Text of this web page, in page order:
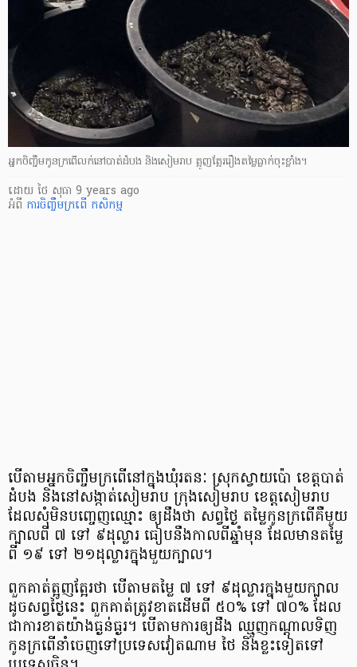
អ្នក​ចិញ្ចឹម​កូន​ក្រពើ​លក់​នៅ​បាត់ដំបង និង​សៀមរាប ត្អូញត្អែរ​រឿង​តម្លៃ​ធ្លាក់​ចុះ​ខ្លាំង។
ដោយ ថៃ សុធា 9 years ago
អំពី ការចិញ្ចឹម​ក្រពើ កសិកម្ម​
បើ​តាម​អ្នក​ចិញ្ចឹម​ក្រពើ​នៅ​ក្នុង​ឃុំ​រតនៈ ស្រុក​ស្វាយប៉ោ ខេត្ត​បាត់
ដំបង និង​នៅ​សង្កាត់​សៀមរាប ក្រុង​សៀមរាប ខេត្ត​សៀមរាប
ដែល​សុំ​មិន​បញ្ចេញ​ឈ្មោះ ឲ្យ​ដឹងថា សព្វ​ថ្ងៃ តម្លៃ​កូន​ក្រពើ​​គឺ​មួយ​
ក្បាល​ពី ៧ ទៅ ៩​ដុល្លារ ធៀប​នឹង​កាល​ពី​ឆ្នាំ​មុន ដែលមាន​តម្លៃ​
ពី ១៩ ទៅ ២១​ដុល្លារ​ក្នុង​មួយ​ក្បាល។
ពួកគាត់​ត្អូញ​ត្អែរ​ថា បើ​តាម​តម្លៃ​ ៧ ទៅ ៩​ដុល្លារ​ក្នុង​មួយ​ក្បាល​
ដូច​សព្វ​ថ្ងៃ​នេះ ពួកគាត់​ត្រូវ​ខាត​ដើម​ពី​ ៥០% ទៅ ៧០% ដែល​
ជា​ការខាត​យ៉ាង​ធ្ងន់ធ្ងរ។ បើតាម​ការឲ្យ​ដឹង ឈ្មួញ​កណ្ដាល​ទិញ​
កូន​ក្រពើ​នាំ​ចេញ​ទៅ​ប្រទេស​វៀតណាម ថៃ និង​ខ្លះ​ទៀត​ទៅ​